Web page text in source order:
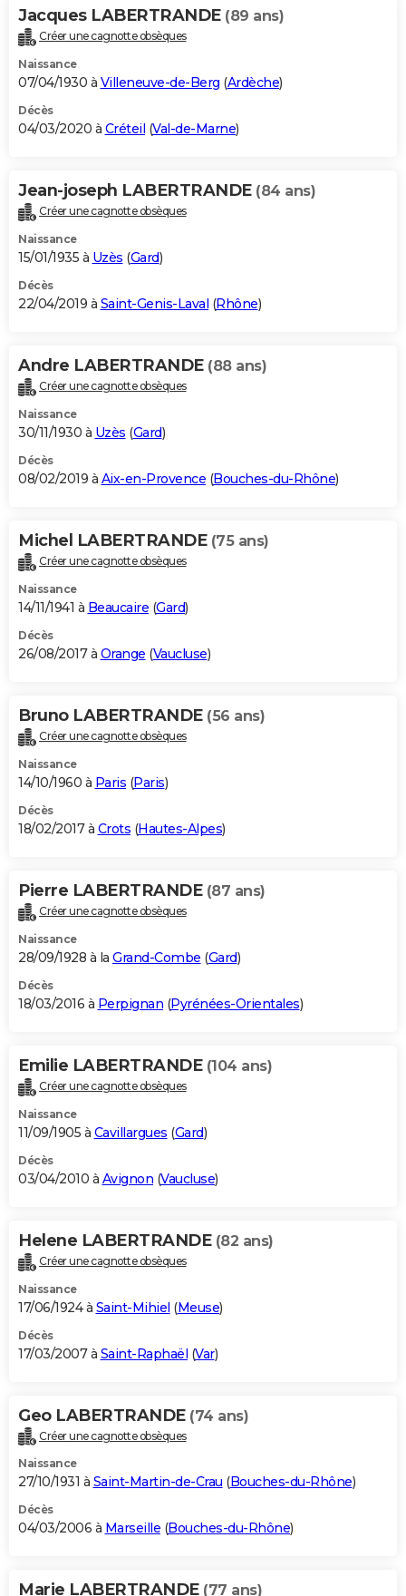
Jacques LABERTRANDE (89 ans)
Créer une cagnotte obsèques
Naissance
07/04/1930 à Villeneuve-de-Berg (Ardèche)
Décès
04/03/2020 à Créteil (Val-de-Marne)
Jean-joseph LABERTRANDE (84 ans)
Créer une cagnotte obsèques
Naissance
15/01/1935 à Uzès (Gard)
Décès
22/04/2019 à Saint-Genis-Laval (Rhône)
Andre LABERTRANDE (88 ans)
Créer une cagnotte obsèques
Naissance
30/11/1930 à Uzès (Gard)
Décès
08/02/2019 à Aix-en-Provence (Bouches-du-Rhône)
Michel LABERTRANDE (75 ans)
Créer une cagnotte obsèques
Naissance
14/11/1941 à Beaucaire (Gard)
Décès
26/08/2017 à Orange (Vaucluse)
Bruno LABERTRANDE (56 ans)
Créer une cagnotte obsèques
Naissance
14/10/1960 à Paris (Paris)
Décès
18/02/2017 à Crots (Hautes-Alpes)
Pierre LABERTRANDE (87 ans)
Créer une cagnotte obsèques
Naissance
28/09/1928 à la Grand-Combe (Gard)
Décès
18/03/2016 à Perpignan (Pyrénées-Orientales)
Emilie LABERTRANDE (104 ans)
Créer une cagnotte obsèques
Naissance
11/09/1905 à Cavillargues (Gard)
Décès
03/04/2010 à Avignon (Vaucluse)
Helene LABERTRANDE (82 ans)
Créer une cagnotte obsèques
Naissance
17/06/1924 à Saint-Mihiel (Meuse)
Décès
17/03/2007 à Saint-Raphaël (Var)
Geo LABERTRANDE (74 ans)
Créer une cagnotte obsèques
Naissance
27/10/1931 à Saint-Martin-de-Crau (Bouches-du-Rhône)
Décès
04/03/2006 à Marseille (Bouches-du-Rhône)
Marie LABERTRANDE (77 ans)